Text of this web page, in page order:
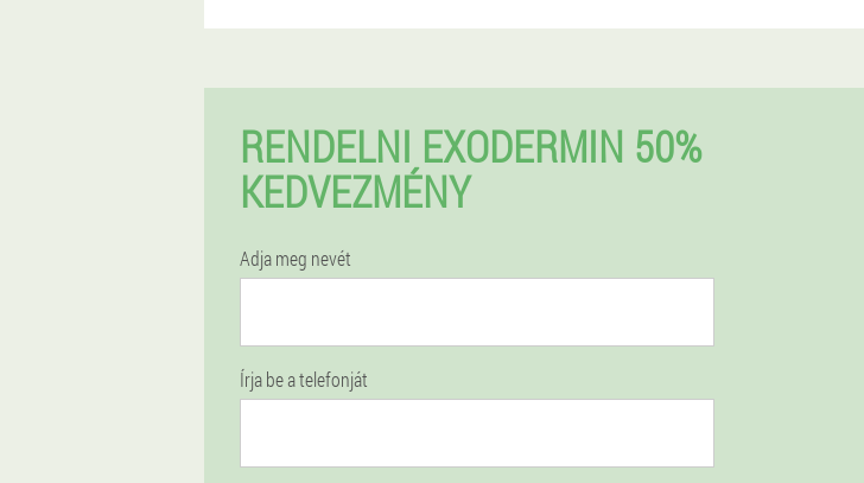
RENDELNI EXODERMIN 50%
KEDVEZMÉNY
Adja meg nevét
Írja be a telefonját